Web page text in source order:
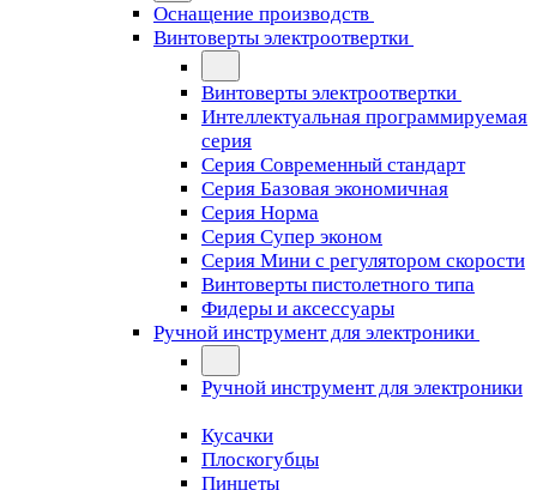
Оснащение производств
Винтоверты электроотвертки
Винтоверты электроотвертки
Интеллектуальная программируемая
серия
Серия Современный стандарт
Серия Базовая экономичная
Серия Норма
Серия Cупер эконом
Серия Мини с регулятором скорости
Винтоверты пистолетного типа
Фидеры и аксессуары
Ручной инструмент для электроники
Ручной инструмент для электроники
Кусачки
Плоскогубцы
Пинцеты